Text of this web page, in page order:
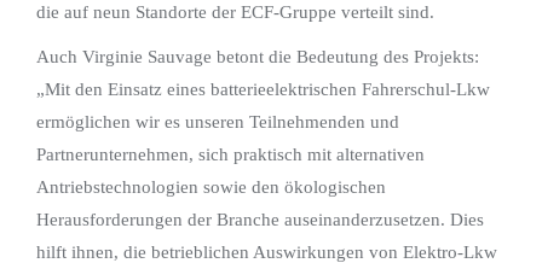
die auf neun Standorte der ECF‑Gruppe verteilt sind.
Auch Virginie Sauvage betont die Bedeutung des Projekts:
„Mit den Einsatz eines batterieelektrischen Fahrerschul-Lkw
ermöglichen wir es unseren Teilnehmenden und
Partnerunternehmen, sich praktisch mit alternativen
Antriebstechnologien sowie den ökologischen
Herausforderungen der Branche auseinanderzusetzen. Dies
hilft ihnen, die betrieblichen Auswirkungen von Elektro-Lkw